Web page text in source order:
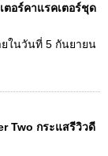
ตอร์คาแรคเตอร์ชุด
ในวันที่ 5 กันยายน
Two กระแสรีวิวดี